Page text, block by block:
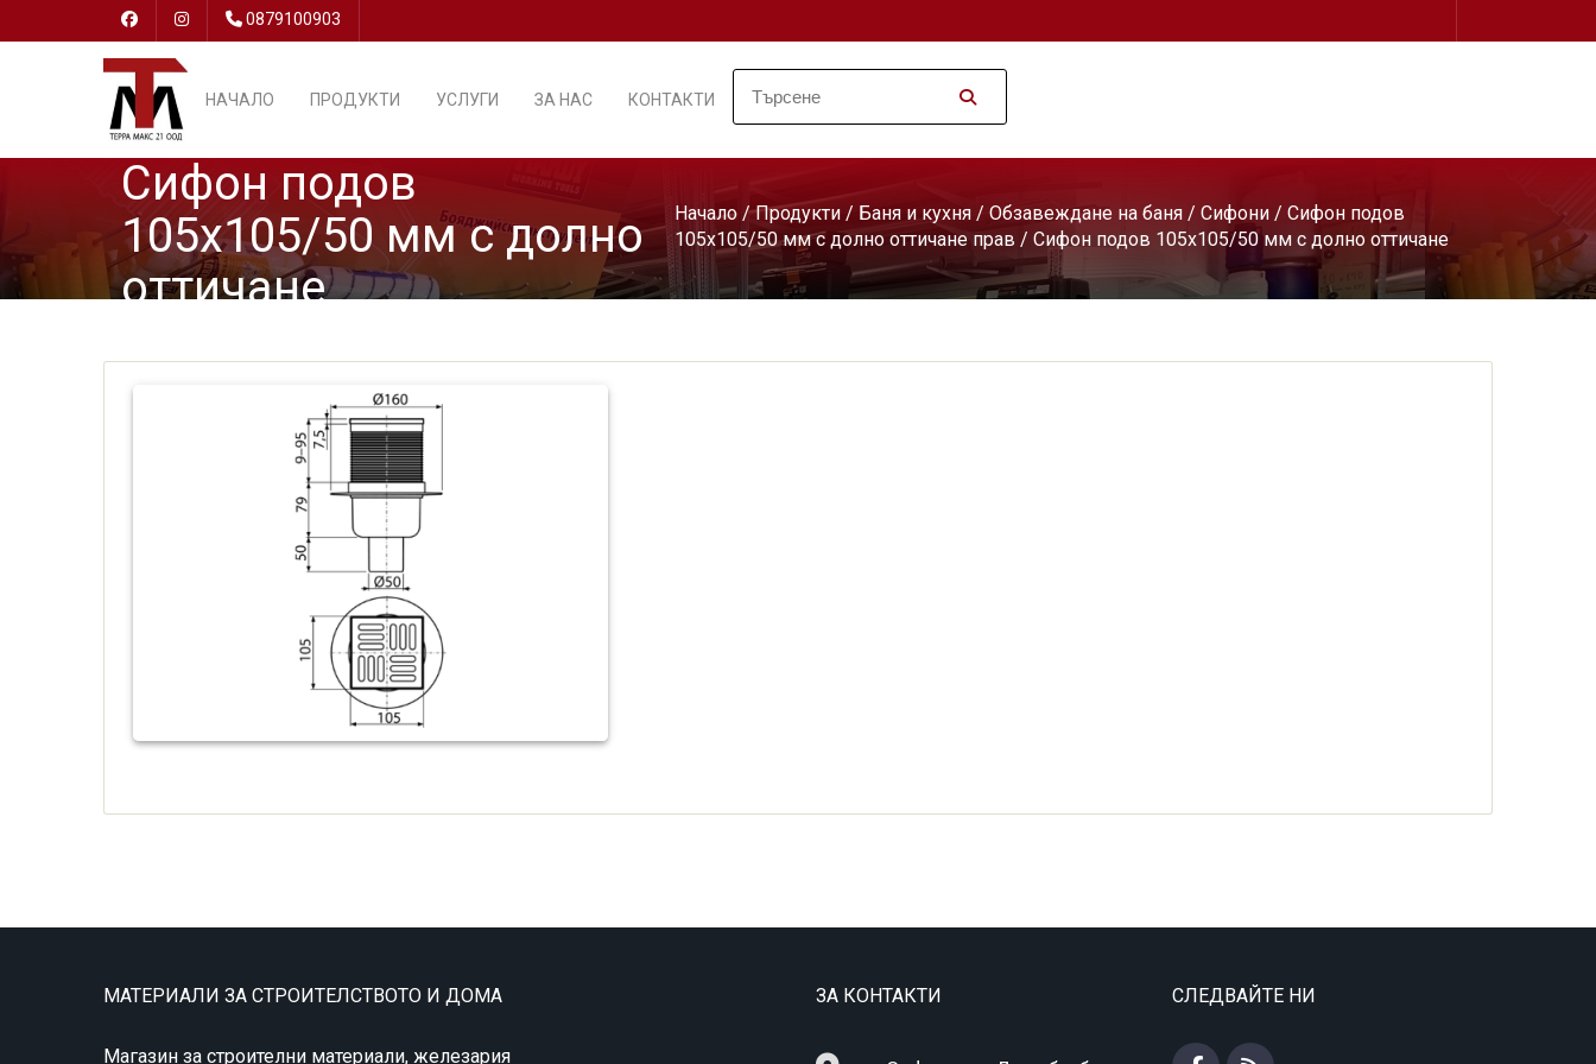
0879100903
НАЧАЛО ПРОДУКТИ УСЛУГИ ЗА НАС КОНТАКТИ
Сифон подов
105х105/50 мм с долно
оттичане
Начало /Продукти / Баня и кухня / Обзавеждане на баня / Сифони / Сифон подов
105х105/50 мм с долно оттичане прав / Сифон подов 105х105/50 мм с долно оттичане
МАТЕРИАЛИ ЗА СТРОИТЕЛСТВОТО И ДОМА
Магазин за строителни материали, железария
ЗА КОНТАКТИ СЛЕДВАЙТЕ НИ